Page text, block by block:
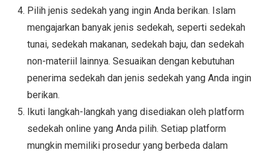
Pilih jenis sedekah yang ingin Anda berikan. Islam
mengajarkan banyak jenis sedekah, seperti sedekah
tunai, sedekah makanan, sedekah baju, dan sedekah
non-materiil lainnya. Sesuaikan dengan kebutuhan
penerima sedekah dan jenis sedekah yang Anda ingin
berikan.
Ikuti langkah-langkah yang disediakan oleh platform
sedekah online yang Anda pilih. Setiap platform
mungkin memiliki prosedur yang berbeda dalam